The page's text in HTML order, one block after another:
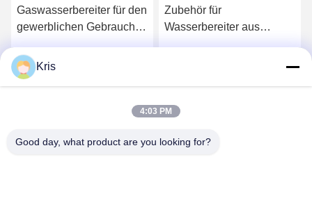
Gaswasserbereiter für den
gewerblichen Gebrauch
Gummiventil
Membranzwerfer
Zubehör für
Wasserbereiter aus
Kris
4:03 PM
Good day, what product are you looking for?